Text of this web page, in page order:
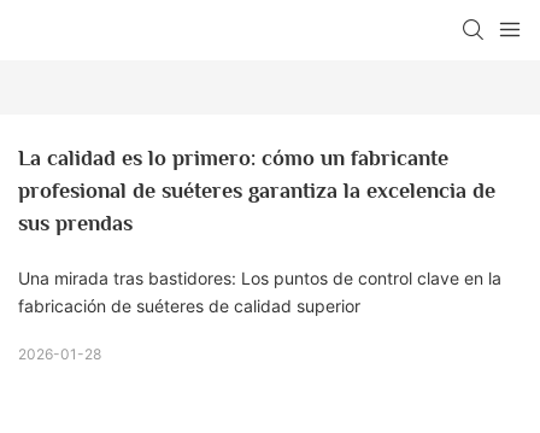
La calidad es lo primero: cómo un fabricante
profesional de suéteres garantiza la excelencia de
sus prendas
Una mirada tras bastidores: Los puntos de control clave en la
fabricación de suéteres de calidad superior
2026-01-28